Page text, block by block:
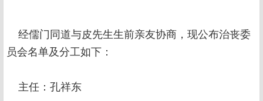
经儒门同道与皮先生生前亲友协商，现公布治丧委
员会名单及分工如下：
主任：孔祥东